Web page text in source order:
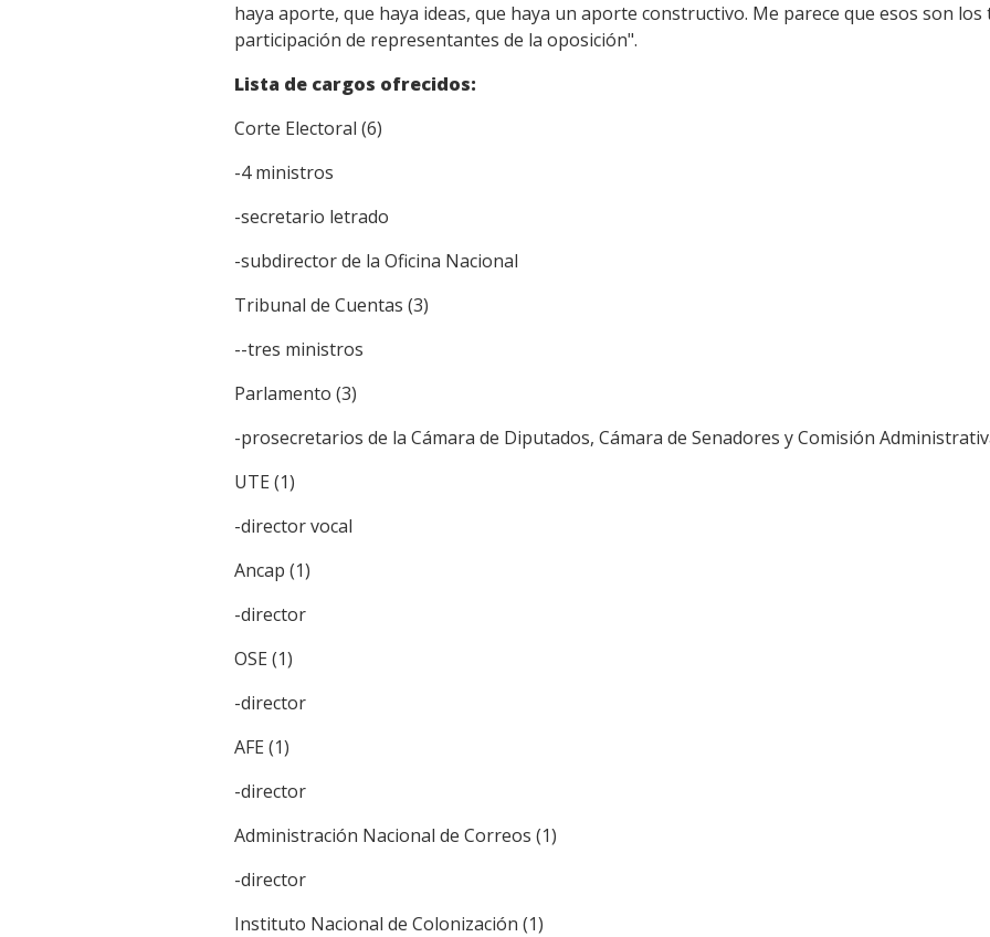
haya aporte, que haya ideas, que haya un aporte constructivo. Me parece que esos son
participación de representantes de la oposición".
Lista de cargos ofrecidos:
Corte Electoral (6)
-4 ministros
-secretario letrado
-subdirector de la Oficina Nacional
Tribunal de Cuentas (3)
--tres ministros
Parlamento (3)
-prosecretarios de la Cámara de Diputados, Cámara de Senadores y Comisión
UTE (1)
-director vocal
Ancap (1)
-director
OSE (1)
-director
AFE (1)
-director
Administración Nacional de Correos (1)
-director
Instituto Nacional de Colonización (1)